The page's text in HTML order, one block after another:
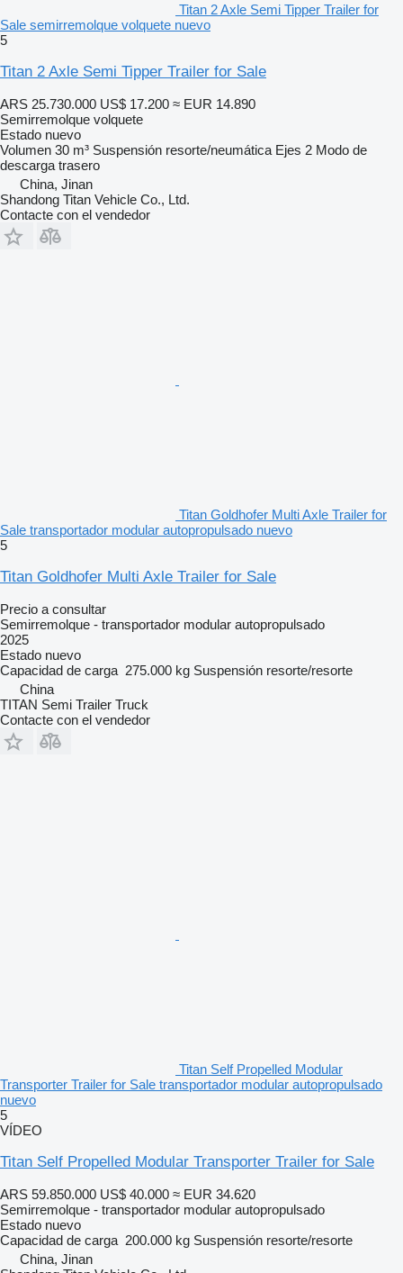
Titan 2 Axle Semi Tipper Trailer for
Sale semirremolque volquete nuevo
5
Titan 2 Axle Semi Tipper Trailer for Sale
ARS 25.730.000 US$ 17.200 ≈ EUR 14.890
Semirremolque volquete
Estado nuevo
Volumen 30 m³ Suspensión resorte/neumática Ejes 2 Modo de
descarga trasero
China, Jinan
Shandong Titan Vehicle Co., Ltd.
Contacte con el vendedor
Titan Goldhofer Multi Axle Trailer for
Sale transportador modular autopropulsado nuevo
5
Titan Goldhofer Multi Axle Trailer for Sale
Precio a consultar
Semirremolque - transportador modular autopropulsado
2025
Estado nuevo
Capacidad de carga 275.000 kg Suspensión resorte/resorte
China
TITAN Semi Trailer Truck
Contacte con el vendedor
Titan Self Propelled Modular
Transporter Trailer for Sale transportador modular autopropulsado
nuevo
5
VÍDEO
Titan Self Propelled Modular Transporter Trailer for Sale
ARS 59.850.000 US$ 40.000 ≈ EUR 34.620
Semirremolque - transportador modular autopropulsado
Estado nuevo
Capacidad de carga 200.000 kg Suspensión resorte/resorte
China, Jinan